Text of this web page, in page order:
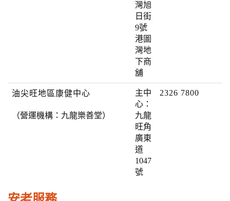
灣旭
日街
9號
港圖
灣地
下商
舖
油尖旺地區康健中心
（營運機構：九龍樂善堂）
主中
心：
九龍
旺角
廣東
道
1047
號
2326 7800